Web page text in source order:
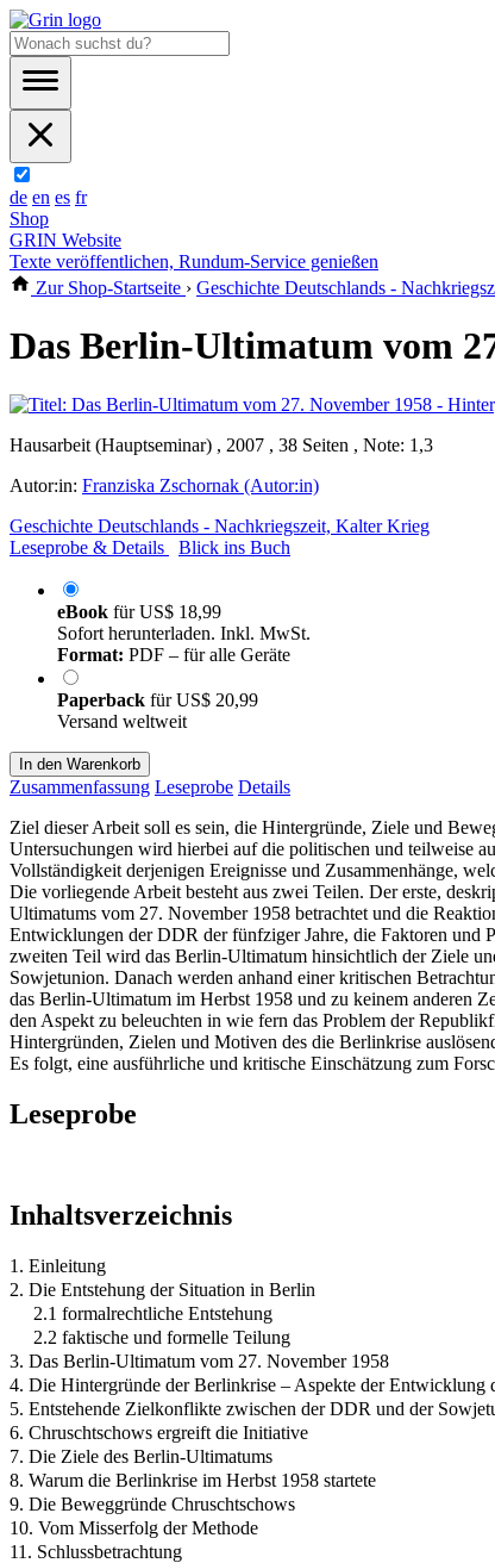
de en es fr
Shop
GRIN Website
Texte veröffentlichen, Rundum-Service genießen
Zur Shop-Startseite › Geschichte Deutschlands -
Das Berlin-Ultimatum vom
Hausarbeit (Hauptseminar) , 2007 , 38 Seiten , Note: 1,3
Autor:in: Franziska Zschornak (Autor:in)
Geschichte Deutschlands - Nachkriegszeit, Kalter Krieg
Leseprobe & Details
Blick ins Buch
eBook fürUS$ 18,99
Sofort herunterladen. Inkl. MwSt.
Format: PDF – für alle Geräte
Paperback fürUS$ 20,99
Versand weltweit
In den Warenkorb
Zusammenfassung Leseprobe Details
Ziel dieser Arbeit soll es sein, die Hintergründe, Ziele und
Untersuchungen wird hierbei auf die politischen und teilweise
Vollständigkeit derjenigen Ereignisse und Zusammenhänge,
Die vorliegende Arbeit besteht aus zwei Teilen. Der erste,
Ultimatums vom 27. November 1958 betrachtet und die
Entwicklungen der DDR der fünfziger Jahre, die Faktoren und
zweiten Teil wird das Berlin-Ultimatum hinsichtlich der Ziele
Sowjetunion. Danach werden anhand einer kritischen
das Berlin-Ultimatum im Herbst 1958 und zu keinem anderen
den Aspekt zu beleuchten in wie fern das Problem der
Hintergründen, Zielen und Motiven des die Berlinkrise
Es folgt, eine ausführliche und kritische Einschätzung zum
Leseprobe
Inhaltsverzeichnis
1. Einleitung
2. Die Entstehung der Situation in Berlin
2.1 formalrechtliche Entstehung
2.2 faktische und formelle Teilung
3. Das Berlin-Ultimatum vom 27. November 1958
4. Die Hintergründe der Berlinkrise – Aspekte der Entwicklung
5. Entstehende Zielkonflikte zwischen der DDR und der
6. Chruschtschows ergreift die Initiative
7. Die Ziele des Berlin-Ultimatums
8. Warum die Berlinkrise im Herbst 1958 startete
9. Die Beweggründe Chruschtschows
10. Vom Misserfolg der Methode
11. Schlussbetrachtung